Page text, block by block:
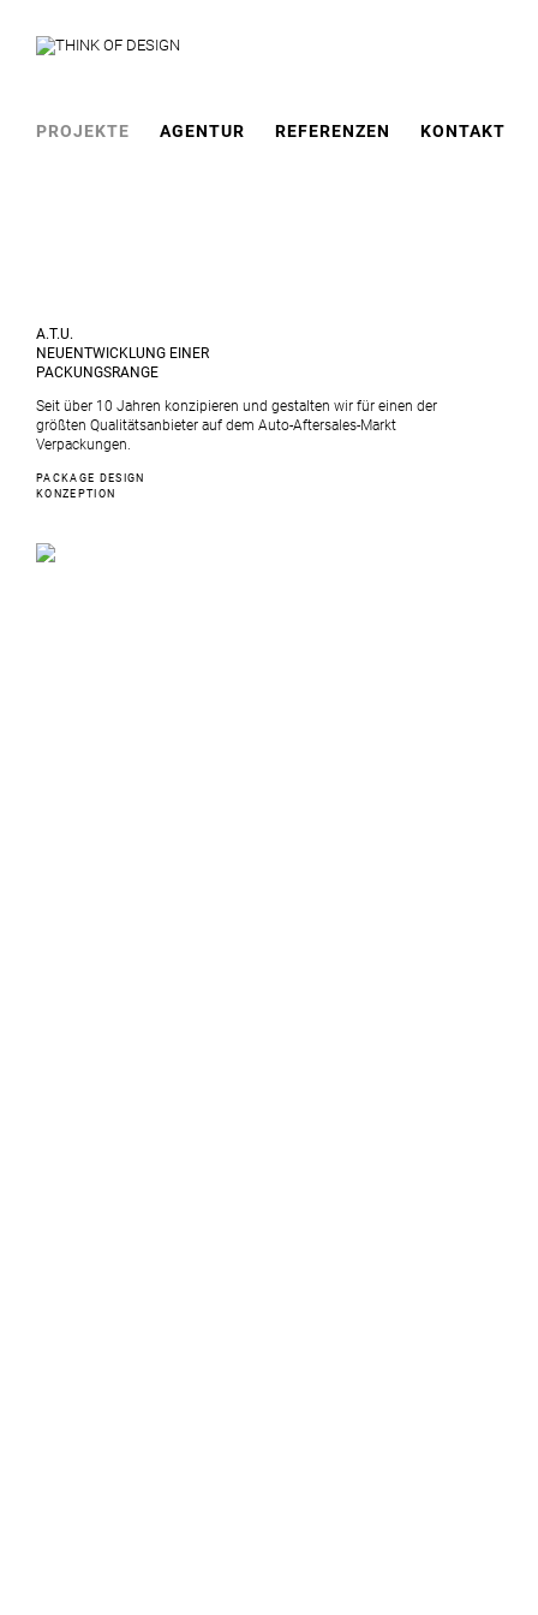
PROJEKTE AGENTUR REFERENZEN KONTAKT
A.T.U.
NEUENTWICKLUNG EINER
PACKUNGSRANGE
Seit über 10 Jahren konzipieren und gestalten wir für einen der
größten Qualitätsanbieter auf dem Auto-Aftersales-Markt
Verpackungen.
PACKAGE DESIGN
KONZEPTION